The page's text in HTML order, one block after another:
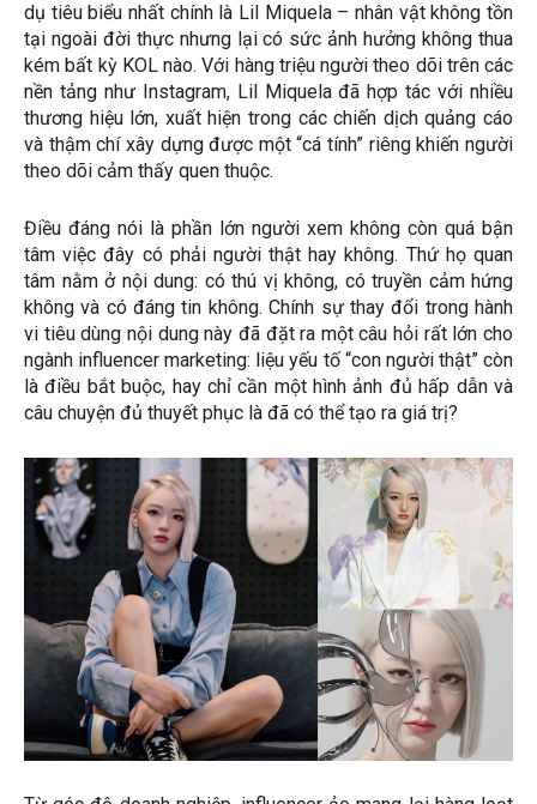
dụ tiêu biểu nhất chính là Lil Miquela – nhân vật không tồn
tại ngoài đời thực nhưng lại có sức ảnh hưởng không thua
kém bất kỳ KOL nào. Với hàng triệu người theo dõi trên các
nền tảng như Instagram, Lil Miquela đã hợp tác với nhiều
thương hiệu lớn, xuất hiện trong các chiến dịch quảng cáo
và thậm chí xây dựng được một “cá tính” riêng khiến người
theo dõi cảm thấy quen thuộc.
Điều đáng nói là phần lớn người xem không còn quá bận
tâm việc đây có phải người thật hay không. Thứ họ quan
tâm nằm ở nội dung: có thú vị không, có truyền cảm hứng
không và có đáng tin không. Chính sự thay đổi trong hành
vi tiêu dùng nội dung này đã đặt ra một câu hỏi rất lớn cho
ngành influencer marketing: liệu yếu tố “con người thật” còn
là điều bắt buộc, hay chỉ cần một hình ảnh đủ hấp dẫn và
câu chuyện đủ thuyết phục là đã có thể tạo ra giá trị?